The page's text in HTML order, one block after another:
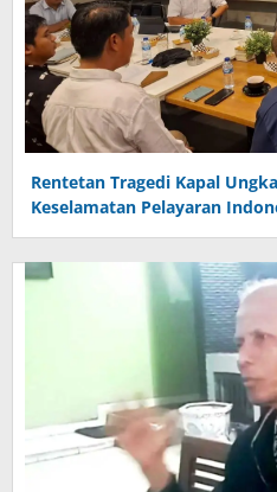
Rentetan Tragedi Kapal
Keselamatan Pelayaran